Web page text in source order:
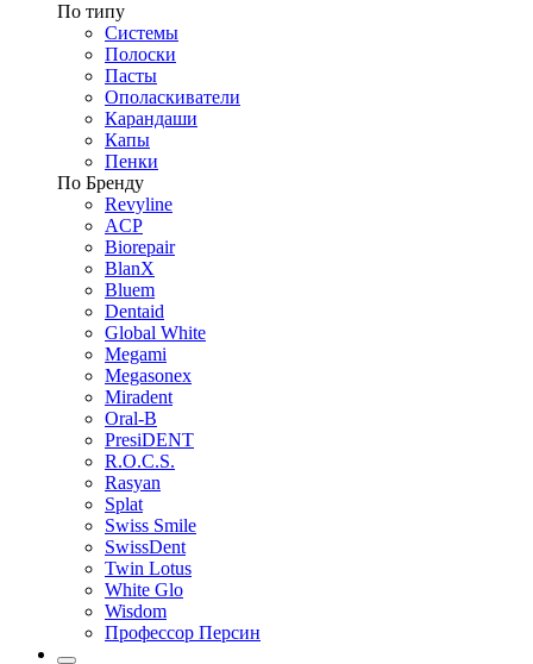
По типу
Системы
Полоски
Пасты
Ополаскиватели
Карандаши
Капы
Пенки
По Бренду
Revyline
ACP
Biorepair
BlanX
Bluem
Dentaid
Global White
Megami
Megasonex
Miradent
Oral-B
PresiDENT
R.O.C.S.
Rasyan
Splat
Swiss Smile
SwissDent
Twin Lotus
White Glo
Wisdom
Профессор Персин